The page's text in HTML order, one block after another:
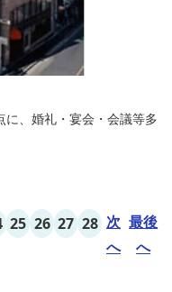
、婚礼・宴会・会議等多
25 26 27 28 次
へ
最後
へ